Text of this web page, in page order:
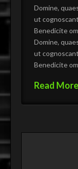
Domine,
ut
Benedicite
Domine,
ut
Benedicite
Read More